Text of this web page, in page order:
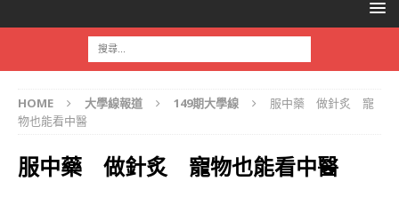
HOME 大學線報道 149期大學線
服中藥 做針炙 寵
物也能看中醫
服中藥 做針炙 寵物也能看中醫